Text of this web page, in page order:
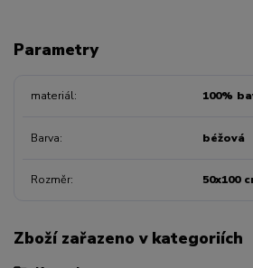
Parametry
materiál 100%
Barva béžová
Rozměr 50x100
Zboží zařazeno v kategoriích